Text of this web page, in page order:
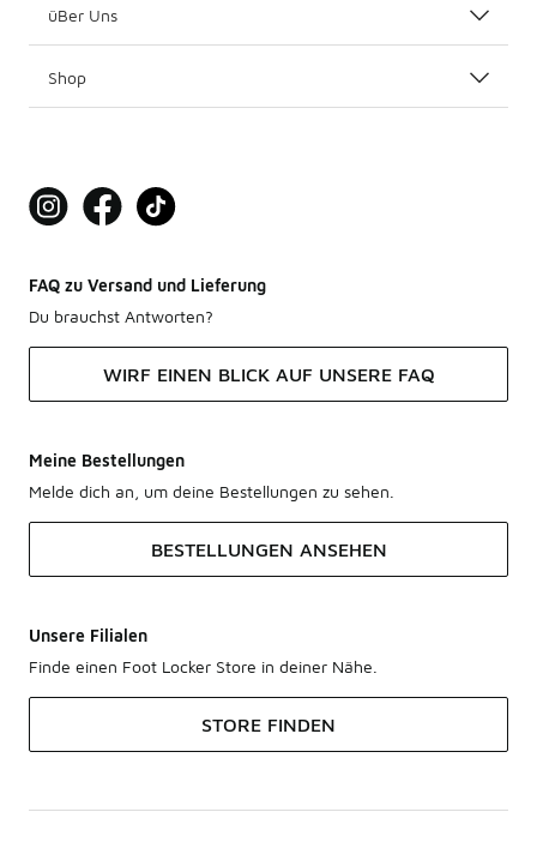
üBer Uns
Shop
FAQ zu Versand und Lieferung
Du brauchst Antworten?
WIRF EINEN BLICK AUF UNSERE FAQ
Meine Bestellungen
Melde dich an, um deine Bestellungen zu sehen.
BESTELLUNGEN ANSEHEN
Unsere Filialen
Finde einen Foot Locker Store in deiner Nähe.
STORE FINDEN